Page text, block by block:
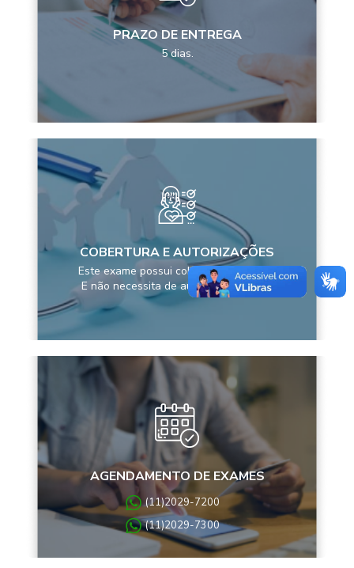
PRAZO DE ENTREGA
5 dias.
COBERTURA E AUTORIZAÇÕES
Este exame possui cobertura pela ANS
E não necessita de autorização prévia
AGENDAMENTO DE EXAMES
(11)2029-7200
(11)2029-7300